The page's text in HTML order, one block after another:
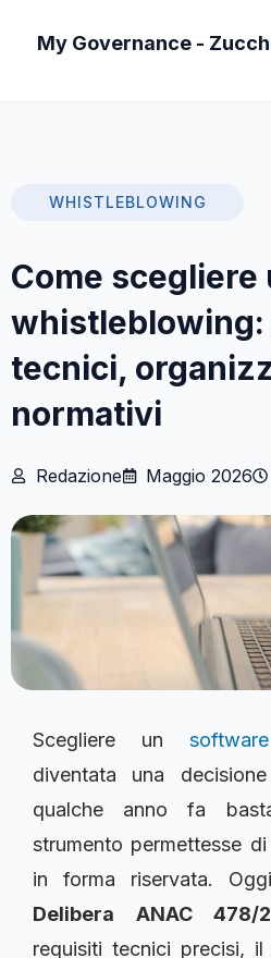
My Governance -
WHISTLEBLOWING
Come
tecnici,
normativi
Redazione Maggio 2026
Scegliere un
diventata una
qualche anno fa
strumento permettesse
in forma riservata.
Delibera ANAC 478/
requisiti tecnici precisi, il